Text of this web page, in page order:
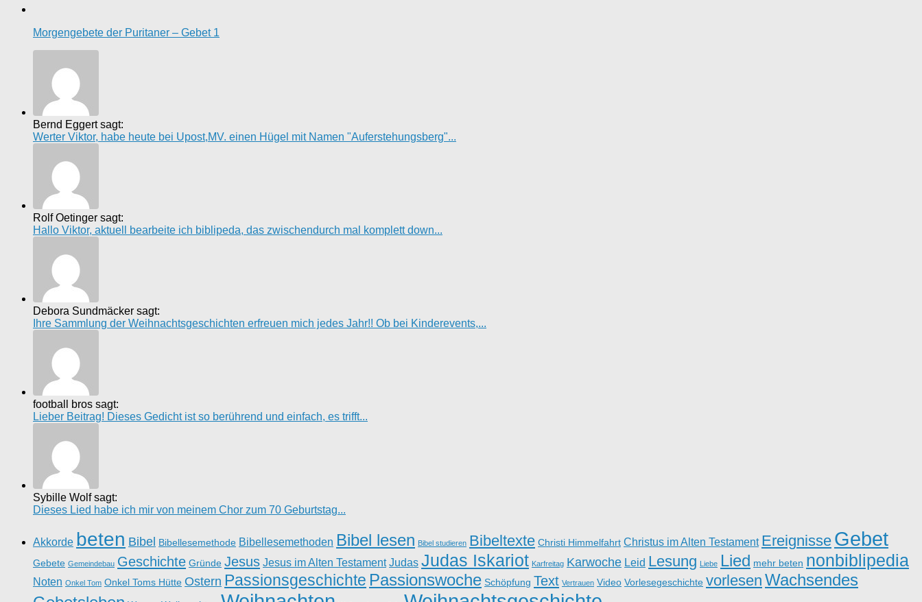
Morgengebete der Puritaner – Gebet 1
Bernd Eggert sagt:
Werter Viktor, habe heute bei Upost,MV. einen Hügel mit Namen "Auferstehungsberg"...
Rolf Oetinger sagt:
Hallo Viktor, aktuell bearbeite ich biblipeda, das zwischendurch mal komplett down...
Debora Sundmäcker sagt:
Ihre Sammlung der Weihnachtsgeschichten erfreuen mich jedes Jahr!! Ob bei Kinderevents,...
football bros sagt:
Lieber Beitrag! Dieses Gedicht ist so berührend und einfach, es trifft...
Sybille Wolf sagt:
Dieses Lied habe ich mir von meinem Chor zum 70 Geburtstag...
Akkorde beten Bibel Bibellesemethode Bibellesemethoden Bibel lesen Bibel studieren Bibeltexte Christi Himmelfahrt Christus im Alten Testament Ereignisse Gebet
Gebete Gemeindebau Geschichte Gründe Jesus Jesus im Alten Testament Judas Judas Iskariot Karfreitag Karwoche Leid Lesung Liebe Lied mehr beten nonbiblipedia
Noten Onkel Tom Onkel Toms Hütte Ostern Passionsgeschichte Passionswoche Schöpfung Text Vertrauen Video Vorlesegeschichte vorlesen Wachsendes